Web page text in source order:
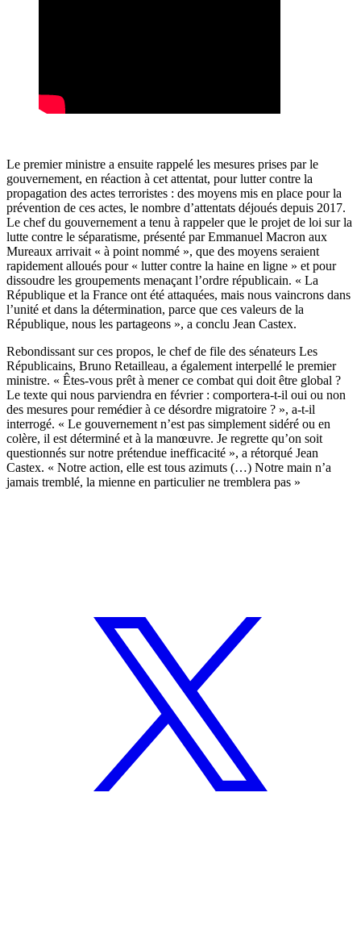
Le premier ministre a ensuite rappelé les mesures prises par le
gouvernement, en réaction à cet attentat, pour lutter contre la
propagation des actes terroristes : des moyens mis en place pour la
prévention de ces actes, le nombre d’attentats déjoués depuis 2017.
Le chef du gouvernement a tenu à rappeler que le projet de loi sur la
lutte contre le séparatisme, présenté par Emmanuel Macron aux
Mureaux arrivait « à point nommé », que des moyens seraient
rapidement alloués pour « lutter contre la haine en ligne » et pour
dissoudre les groupements menaçant l’ordre républicain. « La
République et la France ont été attaquées, mais nous vaincrons dans
l’unité et dans la détermination, parce que ces valeurs de la
République, nous les partageons », a conclu Jean Castex.
Rebondissant sur ces propos, le chef de file des sénateurs Les
Républicains, Bruno Retailleau, a également interpellé le premier
ministre. « Êtes-vous prêt à mener ce combat qui doit être global ?
Le texte qui nous parviendra en février : comportera-t-il oui ou non
des mesures pour remédier à ce désordre migratoire ? », a-t-il
interrogé. « Le gouvernement n’est pas simplement sidéré ou en
colère, il est déterminé et à la manœuvre. Je regrette qu’on soit
questionnés sur notre prétendue inefficacité », a rétorqué Jean
Castex. « Notre action, elle est tous azimuts (…) Notre main n’a
jamais tremblé, la mienne en particulier ne tremblera pas »